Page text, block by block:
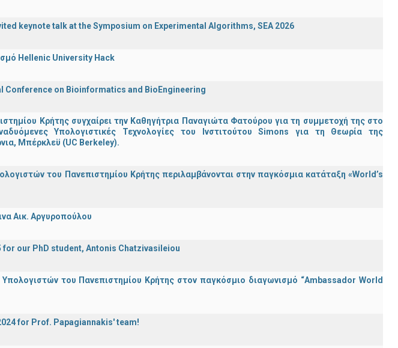
keynote talk at the Symposium on Experimental Algorithms, SEA 2026
Hellenic University Hack
Conference on Bioinformatics and BioEngineering
Κρήτης συγχαίρει την Καθηγήτρια Παναγιώτα Φατούρου για τη συμμετοχή της στο
Υπολογιστικές Τεχνολογίες του Ινστιτούτου Simons για τη Θεωρία της
Μπέρκλεϋ (UC Berkeley).
του Πανεπιστημίου Κρήτης περιλαμβάνονται στην παγκόσμια κατάταξη «World’s
Αικ. Αργυροπούλου
for our PhD student, Antonis Chatzivasileiou
του Πανεπιστημίου Κρήτης στον παγκόσμιο διαγωνισμό “Ambassador World
for Prof. Papagiannakis' team!